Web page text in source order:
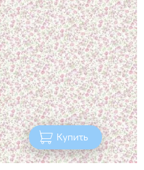
Купить